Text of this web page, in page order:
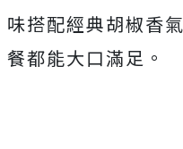
味搭配經典胡椒香
餐都能大口滿足。